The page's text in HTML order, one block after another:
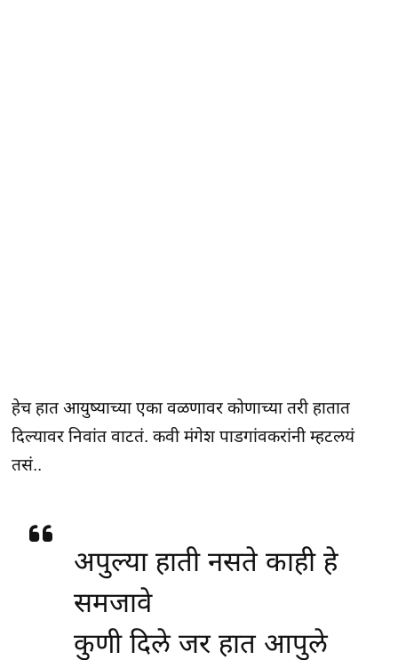
हेच हात आयुष्याच्या एका वळणावर कोणाच्या तरी हातात
दिल्यावर निवांत वाटतं. कवी मंगेश पाडगांवकरांनी म्हटलयं
तसं..
अपुल्या हाती नसते काही हे
समजावे
कुणी दिले जर हात आपुले